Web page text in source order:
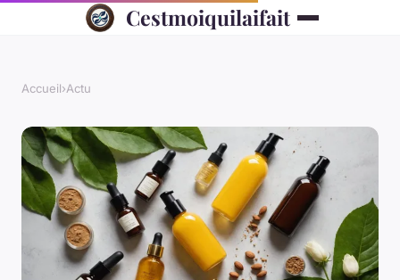
Cestmoiquilaifait
Accueil›Actu